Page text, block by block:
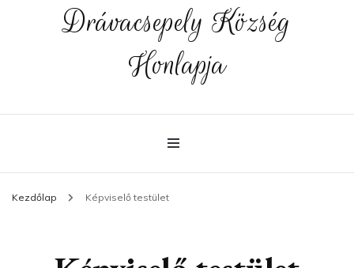
Drávacsepely Község
Honlapja
Kezdőlap Képviselő testület